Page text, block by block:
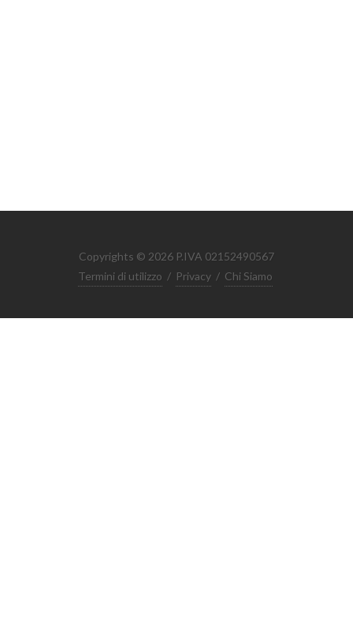
Copyrights © 2026 P.IVA 02152490567
Termini di utilizzo / Privacy / Chi Siamo